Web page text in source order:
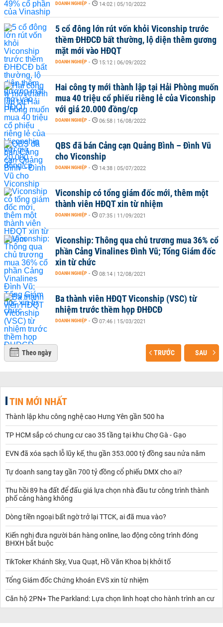
DOANH NGHIỆP - 14:02 | 05/10/2022
5 cổ đông lớn rút vốn khỏi Viconship trước
thềm ĐHĐCĐ bất thường, lộ diện thêm gương
mặt mới vào HĐQT
DOANH NGHIỆP - 15:12 | 06/09/2022
Hai công ty mới thành lập tại Hải Phòng muốn
mua 40 triệu cổ phiếu riêng lẻ của Viconship
với giá 20.000 đồng/cp
DOANH NGHIỆP - 06:58 | 16/08/2022
QBS đã bán Cảng cạn Quảng Bình – Đình Vũ
cho Viconship
DOANH NGHIỆP - 14:38 | 05/07/2022
Viconship có tổng giám đốc mới, thêm một
thành viên HĐQT xin từ nhiệm
DOANH NGHIỆP - 07:35 | 11/09/2021
Viconship: Thông qua chủ trương mua 36% cổ
phần Cảng Vinalines Đình Vũ; Tổng Giám đốc
xin từ chức
DOANH NGHIỆP - 08:14 | 12/08/2021
Ba thành viên HĐQT Viconship (VSC) từ
nhiệm trước thềm họp ĐHĐCĐ
DOANH NGHIỆP - 07:46 | 15/03/2021
Theo ngày TRƯỚC SAU
TIN MỚI NHẤT
Thành lập khu công nghệ cao Hưng Yên gần 500 ha
TP HCM sắp có chung cư cao 35 tầng tại khu Chợ Gà - Gạo
EVN đã xóa sạch lỗ lũy kế, thu gần 353.000 tỷ đồng sau nửa năm
Tự doanh sang tay gần 700 tỷ đồng cổ phiếu DMX cho ai?
Thu hồi 89 ha đất để đấu giá lựa chọn nhà đầu tư công trình thành
phố cảng hàng không
Dòng tiền ngoại bất ngờ trở lại TTCK, ai đã mua vào?
Kiến nghị đưa người bán hàng online, lao động công trình đóng
BHXH bắt buộc
TikToker Khánh Sky, Vua Quạt, Hồ Văn Khoa bị khởi tố
Tổng Giám đốc Chứng khoán EVS xin từ nhiệm
Căn hộ 2PN+ The Parkland: Lựa chọn linh hoạt cho hành trình an cư